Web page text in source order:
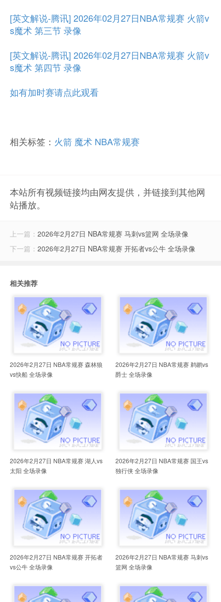
[英文解说-腾讯] 2026年02月27日NBA常规赛 火箭v
s魔术 第三节 录像
[英文解说-腾讯] 2026年02月27日NBA常规赛 火箭v
s魔术 第四节 录像
如有加时赛请点此观看
相关标签： 火箭 魔术 NBA常规赛
本站所有视频链接均由网友提供，并链接到其他网
站播放。
上一篇： 2026年2月27日 NBA常规赛 马刺vs篮网 全场录像
下一篇： 2026年2月27日 NBA常规赛 开拓者vs公牛 全场录像
相关推荐
2026年2月27日 NBA常规赛 森林狼
vs快船 全场录像
2026年2月27日 NBA常规赛 鹈鹕vs
爵士 全场录像
2026年2月27日 NBA常规赛 湖人vs
太阳 全场录像
2026年2月27日 NBA常规赛 国王vs
独行侠 全场录像
2026年2月27日 NBA常规赛 开拓者
vs公牛 全场录像
2026年2月27日 NBA常规赛 马刺vs
篮网 全场录像